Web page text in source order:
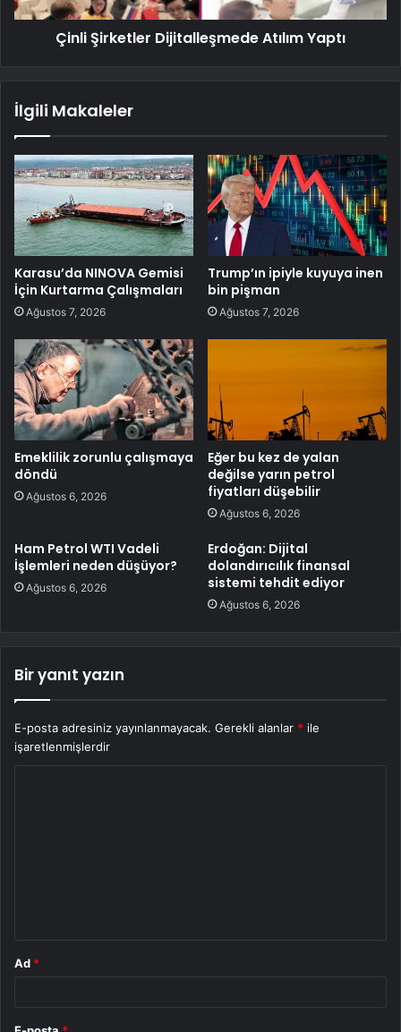
Çinli Şirketler Dijitalleşmede Atılım Yaptı
İlgili Makaleler
Karasu’da NINOVA Gemisi
İçin Kurtarma Çalışmaları
Ağustos 7, 2026
Trump’ın ipiyle kuyuya inen
bin pişman
Ağustos 7, 2026
Emeklilik zorunlu çalışmaya
döndü
Ağustos 6, 2026
Eğer bu kez de yalan
değilse yarın petrol
fiyatları düşebilir
Ağustos 6, 2026
Ham Petrol WTI Vadeli
İşlemleri neden düşüyor?
Ağustos 6, 2026
Erdoğan: Dijital
dolandırıcılık finansal
sistemi tehdit ediyor
Ağustos 6, 2026
Bir yanıt yazın
E-posta adresiniz yayınlanmayacak. Gerekli alanlar * ile
işaretlenmişlerdir
Ad *